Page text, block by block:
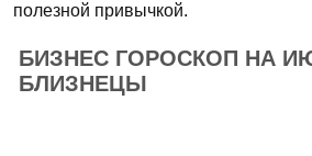
полезной привычкой.
БИЗНЕС ГОРОСКОП НА
БЛИЗНЕЦЫ